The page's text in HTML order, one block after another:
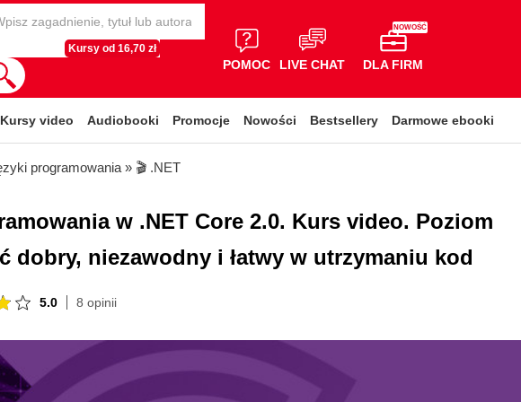
Kursy od 16,70 zł
POMOC LIVE CHAT
NOWOŚĆ
DLA FIRM
Kursy video Audiobooki Promocje Nowości Bestsellery Darmowe ebooki
programowania » 🎬 .NET
w .NET Core 2.0. Kurs video. Poziom
dobry, niezawodny i łatwy w utrzymaniu kod
5.0 8 opinii